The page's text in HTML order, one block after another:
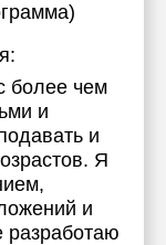
более чем
и
и
Я
и
разработаю